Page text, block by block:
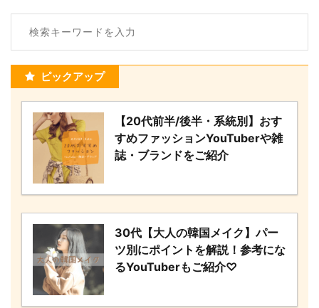
ピックアップ
【20代前半/後半・系統別】おす
すめファッションYouTuberや雑
誌・ブランドをご紹介
30代【大人の韓国メイク】パー
ツ別にポイントを解説！参考にな
るYouTuberもご紹介♡